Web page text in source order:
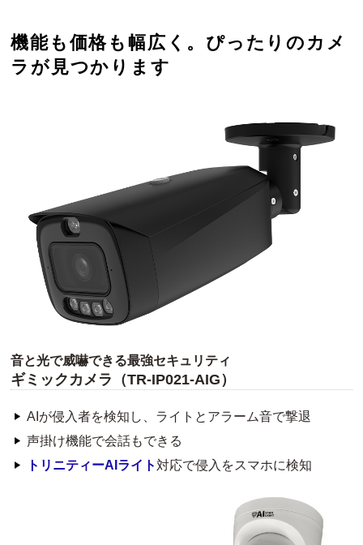
機能も価格も幅広く。ぴったりのカメ
ラが見つかります
音と光で威嚇できる最強セキュリティ
ギミックカメラ（TR-IP021-AIG）
AIが侵入者を検知し、ライトとアラーム音で撃退
声掛け機能で会話もできる
トリニティーAIライト 対応で侵入をスマホに検知